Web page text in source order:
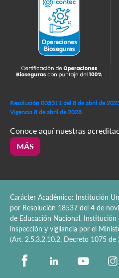
Resolución 005311 del 8 de abril de
Vigencia 8 de abril de 2028
Conoce aquí nuestras
MÁS
Carácter Académico: Institución
por Resolución 18537 del 4 de
de Educación Nacional. Institución
inspección y vigilancia por el
(Art. 2.5.3.2.10.2, Decreto 1075 de